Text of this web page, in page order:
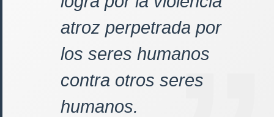
atroz perpetrada por
los seres humanos
contra otros seres
humanos.